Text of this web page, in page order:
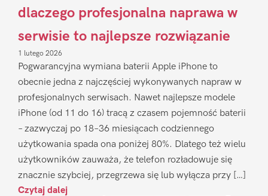
dlaczego profesjonalna naprawa w
serwisie to najlepsze rozwiązanie
1 lutego 2026
Pogwarancyjna wymiana baterii Apple iPhone to
obecnie jedna z najczęściej wykonywanych napraw w
profesjonalnych serwisach. Nawet najlepsze modele
iPhone (od 11 do 16) tracą z czasem pojemność baterii
– zazwyczaj po 18–36 miesiącach codziennego
użytkowania spada ona poniżej 80%. Dlatego też wielu
użytkowników zauważa, że telefon rozładowuje się
znacznie szybciej, przegrzewa się lub wyłącza przy […]
Czytaj dalej